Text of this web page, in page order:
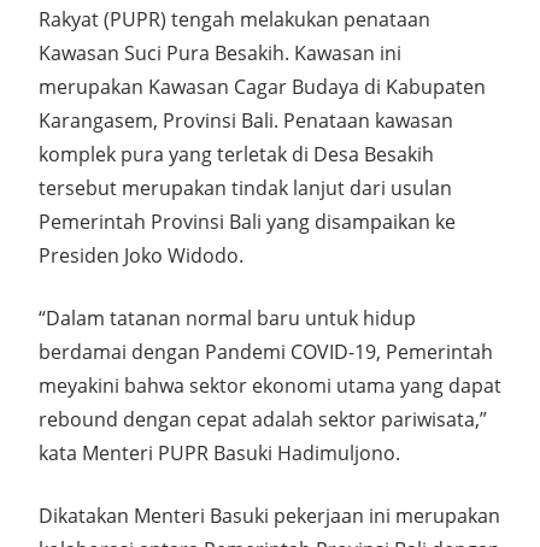
Rakyat (PUPR) tengah melakukan penataan
Kawasan Suci Pura Besakih. Kawasan ini
merupakan Kawasan Cagar Budaya di Kabupaten
Karangasem, Provinsi Bali. Penataan kawasan
komplek pura yang terletak di Desa Besakih
tersebut merupakan tindak lanjut dari usulan
Pemerintah Provinsi Bali yang disampaikan ke
Presiden Joko Widodo.
“Dalam tatanan normal baru untuk hidup
berdamai dengan Pandemi COVID-19, Pemerintah
meyakini bahwa sektor ekonomi utama yang dapat
rebound dengan cepat adalah sektor pariwisata,”
kata Menteri PUPR Basuki Hadimuljono.
Dikatakan Menteri Basuki pekerjaan ini merupakan